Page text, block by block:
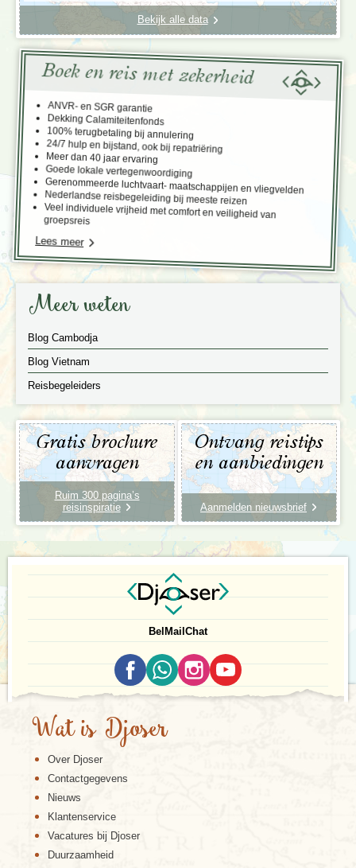
Bekijk alle data
Boek en reis met zekerheid
ANVR- en SGR garantie
Dekking Calamiteitenfonds
100% terugbetaling bij annulering
24/7 hulp en bijstand, ook bij repatriëring
Meer dan 40 jaar ervaring
Goede lokale vertegenwoordiging
Gerenommeerde luchtvaart- maatschappijen en vliegvelden
Nederlandse reisbegeleiding bij meeste reizen
Veel individuele vrijheid met comfort en veiligheid van
groepsreis
Lees meer
Meer weten
Blog Cambodja
Blog Vietnam
Reisbegeleiders
Gratis brochure
aanvragen
Ruim 300 pagina’s
reisinspiratie
Ontvang reistips
en aanbiedingen
Aanmelden nieuwsbrief
BelMailChat
Wat is Djoser
Over Djoser
Contactgegevens
Nieuws
Klantenservice
Vacatures bij Djoser
Duurzaamheid